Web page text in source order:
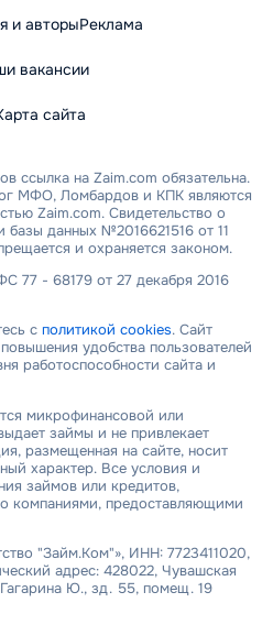
и авторыРеклама
вакансии
сайта
ссылка на Zaim.com обязательна.
МФО, Ломбардов и КПК являются
Zaim.com. Свидетельство о
базы данных №2016621516 от 11
и охраняется законом.
77 - 68179 от 27 декабря 2016
с политикой cookies. Сайт
удобства пользователей
работоспособности сайта и
микрофинансовой или
займы и не привлекает
размещенная на сайте, носит
характер. Все условия и
займов или кредитов,
компаниями, предоставляющими
"Займ.Ком"», ИНН: 7723411020,
адрес: 428022, Чувашская
Ю., зд. 55, помещ. 19